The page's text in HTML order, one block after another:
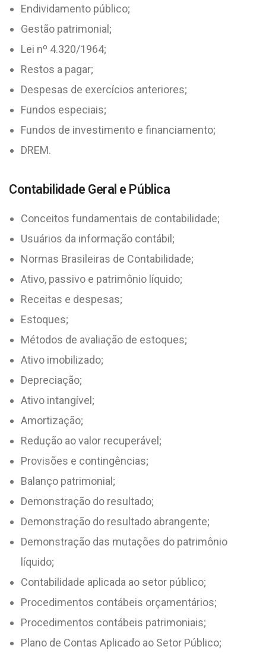
Endividamento público;
Gestão patrimonial;
Lei nº 4.320/1964;
Restos a pagar;
Despesas de exercícios anteriores;
Fundos especiais;
Fundos de investimento e financiamento;
DREM.
Contabilidade Geral e Pública
Conceitos fundamentais de contabilidade;
Usuários da informação contábil;
Normas Brasileiras de Contabilidade;
Ativo, passivo e patrimônio líquido;
Receitas e despesas;
Estoques;
Métodos de avaliação de estoques;
Ativo imobilizado;
Depreciação;
Ativo intangível;
Amortização;
Redução ao valor recuperável;
Provisões e contingências;
Balanço patrimonial;
Demonstração do resultado;
Demonstração do resultado abrangente;
Demonstração das mutações do patrimônio
líquido;
Contabilidade aplicada ao setor público;
Procedimentos contábeis orçamentários;
Procedimentos contábeis patrimoniais;
Plano de Contas Aplicado ao Setor Público;